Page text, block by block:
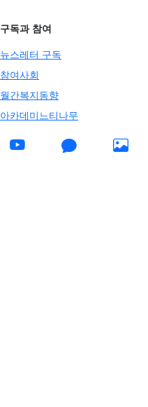
구독과 참여
뉴스레터 구독
참여사회
월간복지동향
아카데미느티나무